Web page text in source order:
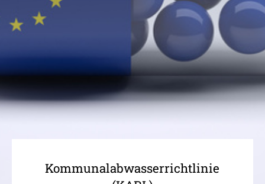
Kommunalabwasserrichtlinie